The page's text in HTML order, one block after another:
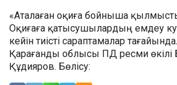
«Аталаған оқиға бойныша
Оқиғаға қатысушылардың емдеу
кейін тиісті сараптамалар
Қарағанды облысы ПД ресми өкілі
Құдияров. Бөлісу: